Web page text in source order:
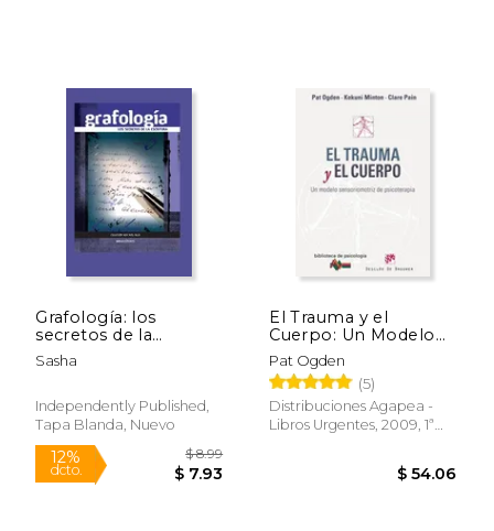
40%
dcto. dcto.
Grafología: los
secretos de la
escritura
Sasha
Independently Published,
Tapa Blanda, Nuevo
El Trauma y el
Cuerpo: Un Modelo
Sensoriomotriz de
Psicoterapia
Pat Ogden
(5)
Distribuciones Agapea -
Libros Urgentes, 2009, 1ª